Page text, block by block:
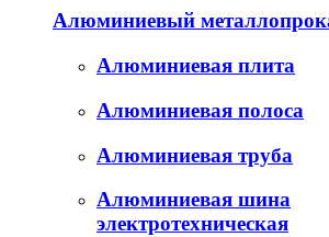
Алюминиевый
Алюминиевая плита
Алюминиевая полоса
Алюминиевая труба
Алюминиевая шина
электротехническая